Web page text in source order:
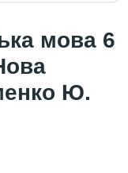
мова 6
Ю.